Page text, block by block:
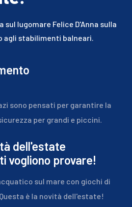
sul lugomare Felice D'Anna sulla
agli stabilimenti balneari.
sono pensati per garantire la
per grandi e piccini.
dell'estate
vogliono provare!
sul mare con giochi di
è la novità dell'estate!